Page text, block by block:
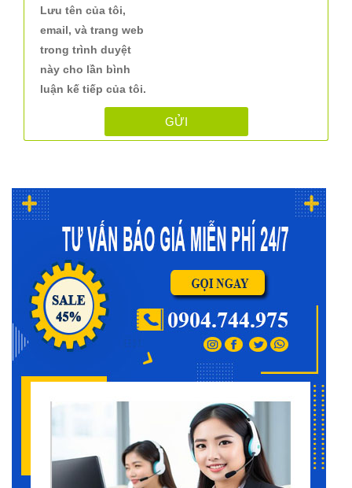
Lưu tên của tôi,
email, và trang web
trong trình duyệt
này cho lần bình
luận kế tiếp của tôi.